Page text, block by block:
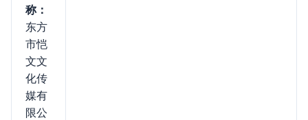
称：
东方
市恺
文文
化传
媒有
限公